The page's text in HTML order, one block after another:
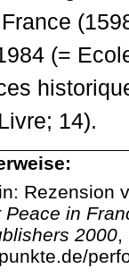
(=
14).
Rezension
in
2000,